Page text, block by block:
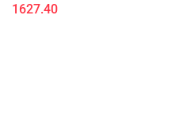
1627.40